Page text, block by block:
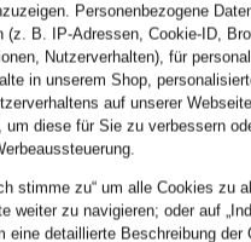
NN.07
Pullover RUSSEL
160 €
Personenbezogene
(z. B. IP-Adressen, Cookie-ID,
Nutzerverhalten), für
in unserem Shop,
auf unserer
um diese für Sie zu verbessern
stimme zu“ um alle Cookies zu
weiter zu navigieren; oder auf
eine detaillierte Beschreibung der